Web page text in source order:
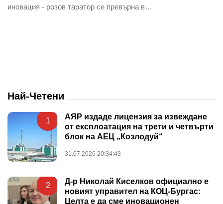
иновация - розов таратор се превърна в…
Най-Четени
1
АЯР издаде лицензия за извеждане
от експлоатация на трети и четвърти
блок на АЕЦ „Козлодуй“
31.07.2026 20:34:43
2
Д-р Николай Киселков официално е
новият управител на КОЦ-Бургас:
Целта е да сме иновационен